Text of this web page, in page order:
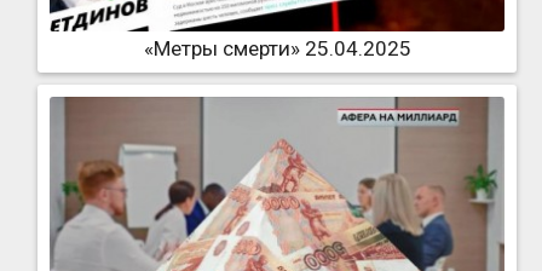
«Метры смерти» 25.04.2025